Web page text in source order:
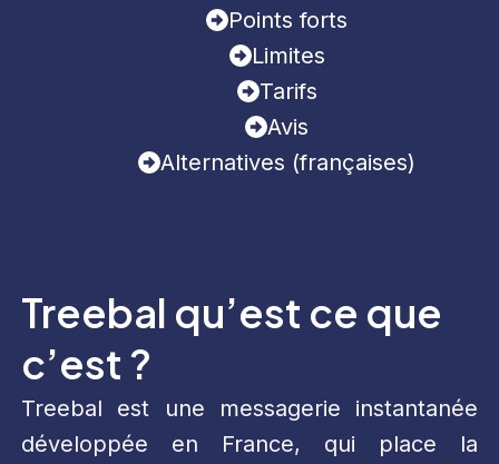
Points forts
Limites
Tarifs
Avis
Alternatives (françaises)
Treebal qu’est ce que
c’est ?
Treebal est une messagerie instantanée
développée en France, qui place la